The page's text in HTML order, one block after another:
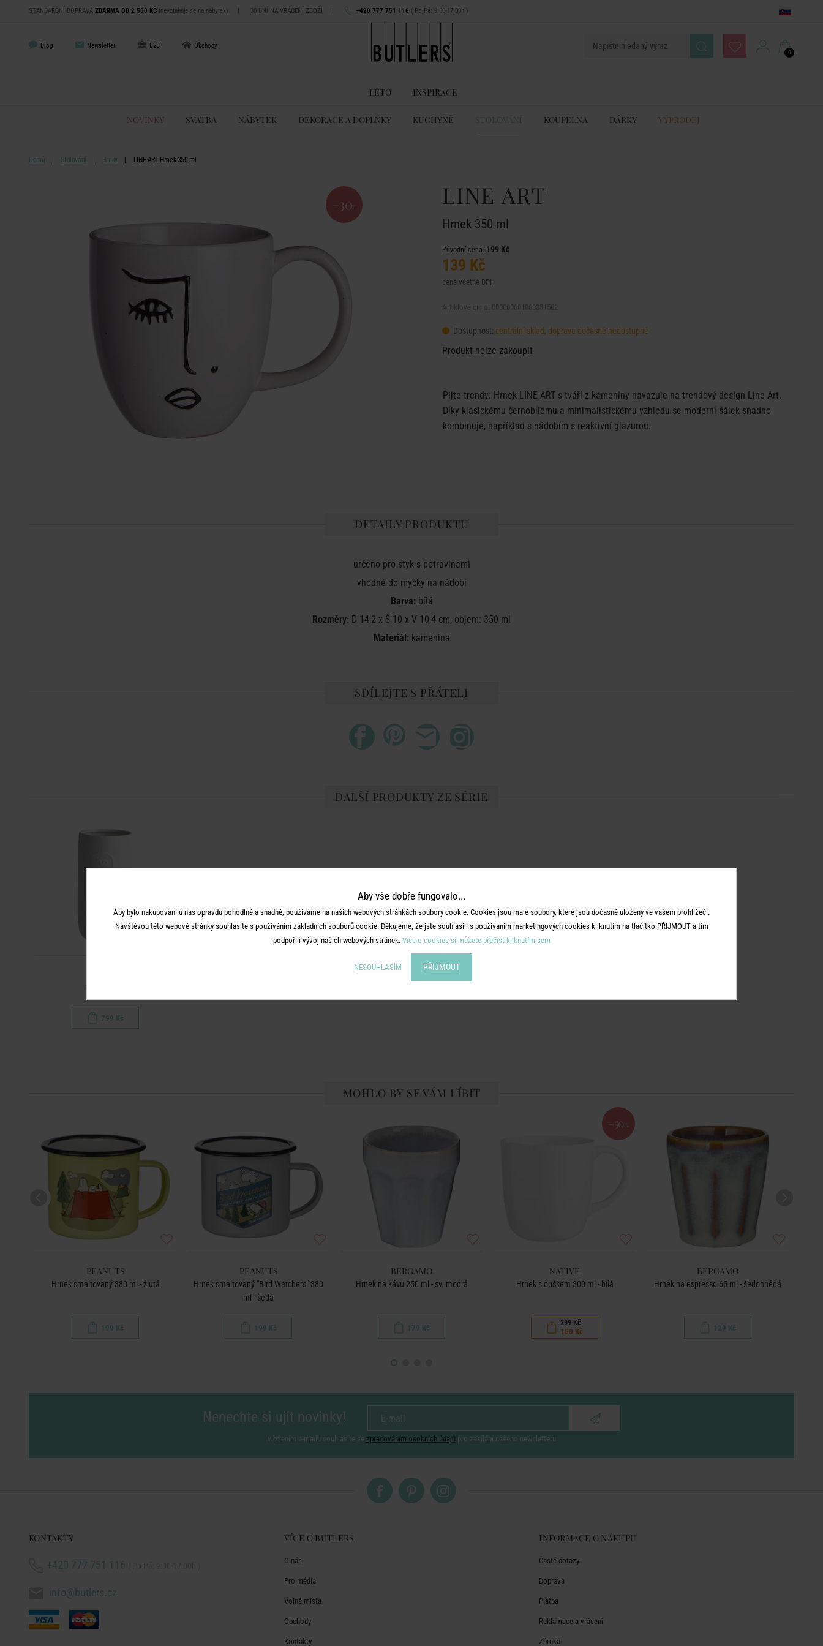
STANDARDNÍ DOPRAVA ZDARMA OD 2 500 KČ (nevztahuje se na nábytek) | 30 DNÍ NA VRÁCENÍ ZBOŽÍ | +420 777 751 116 ( Po-Pá: 9:00-17:00h )
Blog Newsletter B2B Obchody
0
LÉTO INSPIRACE
NOVINKY SVATBA NÁBYTEK DEKORACE A DOPLŇKY KUCHYNĚ STOLOVÁNÍ KOUPELNA DÁRKY VÝPRODEJ
Domů Stolování Hrnky LINE ART Hrnek 350 ml
-30 % LINE ART
Hrnek 350 ml
Původní cena: 199 Kč
139 Kč
cena včetně DPH
Dostupnost: centrální sklad, doprava dočasně nedostupné
Produkt nelze zakoupit
Pijte trendy: Hrnek LINE ART s tváří z kameniny navazuje na trendový design Line Art.
Díky klasickému černobílému a minimalistickému vzhledu se moderní šálek snadno
kombinuje, například s nádobím s reaktivní glazurou.
DETAILY PRODUKTU
určeno pro styk s potravinami
vhodné do myčky na nádobí
Barva:bílá
Rozměry: D 14,2 x Š 10 x V 10,4 cm; objem: 350 ml
Materiál:kamenina
SDÍLEJTE S PŘÁTELI
DALŠÍ PRODUKTY ZE SÉRIE
Váza 29 cm
799 Kč
MOHLO BY SE VÁM LÍBIT
PEANUTS
Hrnek smaltovaný 380 ml - žlutá
199 Kč
PEANUTS
Hrnek smaltovaný "Bird Watchers" 380
ml - šedá
199 Kč
BERGAMO
Hrnek na kávu 250 ml - sv. modrá
179 Kč
-50 %
NATIVE
Hrnek s ouškem 300 ml - bílá
299 Kč
150 Kč
BERGAMO
Hrnek na espresso 65 ml - šedohnědá
129 Kč
Nenechte si ujít novinky!
vložením e-mailu souhlasíte se zpracováním osobních údajů pro zasílání našeho newsletteru
KONTAKTY
+420 777 751 116
info@butlers.cz
VÍCE O BUTLERS
O nás
Pro média
Volná místa
Obchody
Kontakty
INFORMACE O NÁKUPU
Časté dotazy
Doprava
Platba
Reklamace a vrácení
Záruka
Aby vše dobře fungovalo...
Aby bylo nakupování u nás opravdu pohodlné a snadné, používáme na našich webových stránkách soubory cookie. Cookies jsou malé soubory, které jsou dočasně uloženy ve vašem prohlížeči.
Návštěvou této webové stránky souhlasíte s používáním základních souborů cookie. Děkujeme, že jste souhlasili s používáním marketingových cookies kliknutím na tlačítko PŘIJMOUT a tím
podpořili vývoj našich webových stránek. Více o cookies si můžete přečíst kliknutím sem
NESOUHLASÍM PŘIJMOUT